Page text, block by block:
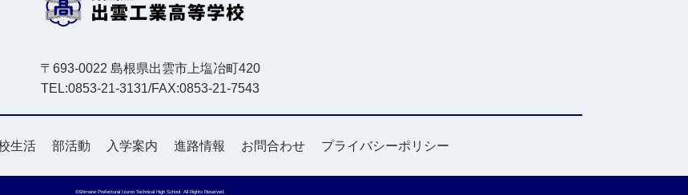
〒693-0022 島根県出雲市上塩冶町420
TEL:0853-21-3131/FAX:0853-21-7543
生活 部活動 入学案内 進路情報 お問合わせ プライバシーポリシー
©Shimane Prefectural Izumo Technical High School. All Rights Reserved.